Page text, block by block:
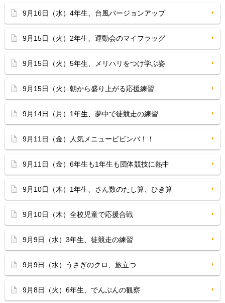
9月16日（水）4年生、台風バージョンアップ
9月15日（火）2年生、運動会のマイフラッグ
9月15日（火）5年生、メリハリをつけ学ぶ姿
9月15日（火）朝から盛り上がる応援練習
9月14日（月）1年生、夢中で徒競走の練習
9月11日（金）人気メニュービビンバ！！
9月11日（金）6年生も1年生も団体競技に熱中
9月10日（木）1年生、さん数のたし算、ひき算
9月10日（木）全校児童で応援合戦
9月9日（水）3年生、徒競走の練習
9月9日（水）うさぎのクロ、旅立つ
9月8日（火）6年生、でんぷんの観察